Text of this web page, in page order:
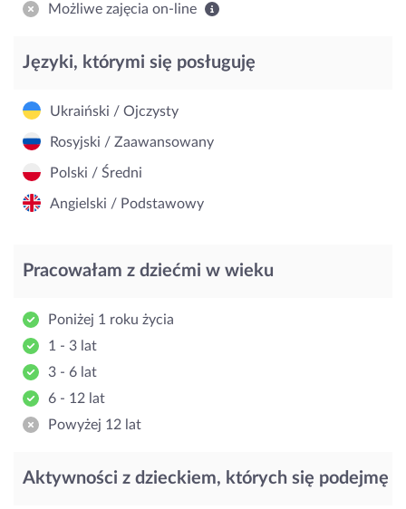
Możliwe zajęcia on-line
Języki, którymi się posługuję
Ukraiński / Ojczysty
Rosyjski / Zaawansowany
Polski / Średni
Angielski / Podstawowy
Pracowałam z dziećmi w wieku
Poniżej 1 roku życia
1 - 3 lat
3 - 6 lat
6 - 12 lat
Powyżej 12 lat
Aktywności z dzieckiem, których się podejmę